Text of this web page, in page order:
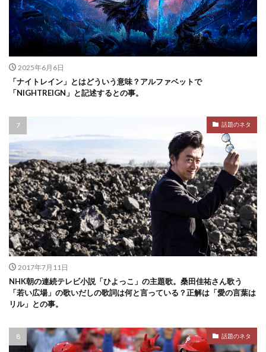
2025年6月6日
「ナイトレイン」とはどういう意味？アルファベットで
「NIGHTREIGN」と記述するとの事。
話題のネタ
2017年7月11日
NHK朝の連続テレビ小説「ひよっこ」の主題歌。桑田佳祐さん歌う
「若い広場」の歌いだしの歌詞は何と言っている？正解は「愛の言葉は
リル」との事。
話題のネタ